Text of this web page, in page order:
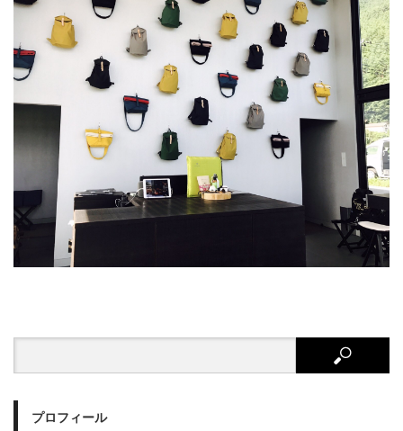
プロフィール